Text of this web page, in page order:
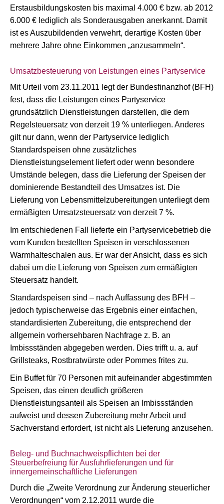
Erstausbildungskosten bis maximal 4.000 € bzw. ab 2012
6.000 € lediglich als Sonderausgaben anerkannt. Damit
ist es Auszubildenden verwehrt, derartige Kosten über
mehrere Jahre ohne Einkommen „anzusammeln“.
Umsatzbesteuerung von Leistungen eines Partyservice
Mit Urteil vom 23.11.2011 legt der Bundesfinanzhof (BFH)
fest, dass die Leistungen eines Partyservice
grundsätzlich Dienstleistungen darstellen, die dem
Regelsteuersatz von derzeit 19 % unterliegen. Anderes
gilt nur dann, wenn der Partyservice lediglich
Standardspeisen ohne zusätzliches
Dienstleistungselement liefert oder wenn besondere
Umstände belegen, dass die Lieferung der Speisen der
dominierende Bestandteil des Umsatzes ist. Die
Lieferung von Lebensmittelzubereitungen unterliegt dem
ermäßigten Umsatzsteuersatz von derzeit 7 %.
Im entschiedenen Fall lieferte ein Partyservicebetrieb die
vom Kunden bestellten Speisen in verschlossenen
Warmhalteschalen aus. Er war der Ansicht, dass es sich
dabei um die Lieferung von Speisen zum ermäßigten
Steuersatz handelt.
Standardspeisen sind – nach Auffassung des BFH –
jedoch typischerweise das Ergebnis einer einfachen,
standardisierten Zubereitung, die entsprechend der
allgemein vorhersehbaren Nachfrage z. B. an
Imbissständen abgegeben werden. Dies trifft u. a. auf
Grillsteaks, Rostbratwürste oder Pommes frites zu.
Ein Buffet für 70 Personen mit aufeinander abgestimmten
Speisen, das einen deutlich größeren
Dienstleistungsanteil als Speisen an Imbissständen
aufweist und dessen Zubereitung mehr Arbeit und
Sachverstand erfordert, ist nicht als Lieferung anzusehen.
Beleg- und Buchnachweispflichten bei der
Steuerbefreiung für Ausfuhrlieferungen und für
innergemeinschaftliche Lieferungen
Durch die „Zweite Verordnung zur Änderung steuerlicher
Verordnungen“ vom 2.12.2011 wurde die